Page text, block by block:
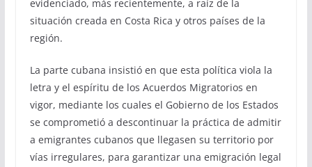
evidenciado, más recientemente, a raíz de la
situación creada en Costa Rica y otros países de la
región.
La parte cubana insistió en que esta política viola la
letra y el espíritu de los Acuerdos Migratorios en
vigor, mediante los cuales el Gobierno de los Estados
se comprometió a descontinuar la práctica de admitir
a emigrantes cubanos que llegasen su territorio por
vías irregulares, para garantizar una emigración legal